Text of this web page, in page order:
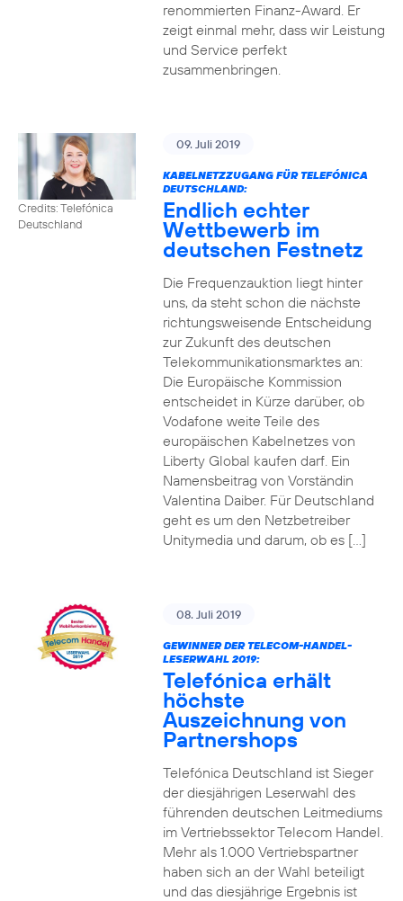
renommierten Finanz-Award. Er
zeigt einmal mehr, dass wir Leistung
und Service perfekt
zusammenbringen.
Credits: Telefónica
Deutschland
09. Juli 2019
KABELNETZZUGANG FÜR TELEFÓNICA
DEUTSCHLAND:
Endlich echter
Wettbewerb im
deutschen Festnetz
Die Frequenzauktion liegt hinter
uns, da steht schon die nächste
richtungsweisende Entscheidung
zur Zukunft des deutschen
Telekommunikationsmarktes an:
Die Europäische Kommission
entscheidet in Kürze darüber, ob
Vodafone weite Teile des
europäischen Kabelnetzes von
Liberty Global kaufen darf. Ein
Namensbeitrag von Vorständin
Valentina Daiber. Für Deutschland
geht es um den Netzbetreiber
Unitymedia und darum, ob es […]
08. Juli 2019
GEWINNER DER TELECOM-HANDEL-
LESERWAHL 2019:
Telefónica erhält
höchste
Auszeichnung von
Partnershops
Telefónica Deutschland ist Sieger
der diesjährigen Leserwahl des
führenden deutschen Leitmediums
im Vertriebssektor Telecom Handel.
Mehr als 1.000 Vertriebspartner
haben sich an der Wahl beteiligt
und das diesjährige Ergebnis ist